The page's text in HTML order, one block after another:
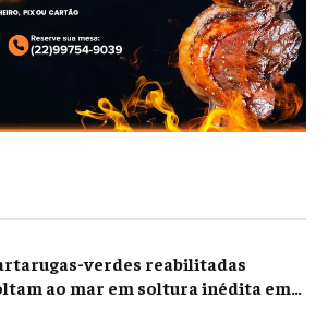
verdes reabilitadas
ao mar em soltura inédita em